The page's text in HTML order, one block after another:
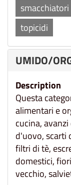
smacchiatori
topicidi
UMIDO/
Description
Questa
alimentari e
cucina,
d'uovo, scarti
filtri di tè,
domestici,
vecchio,